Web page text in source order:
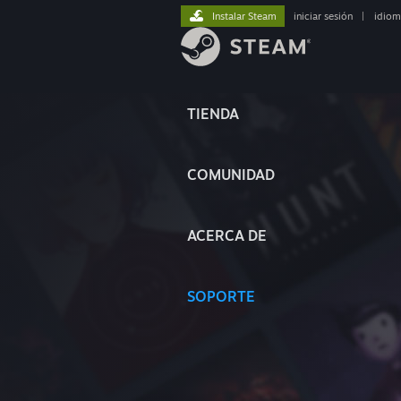
TIENDA
COMUNIDAD
ACERCA DE
SOPORTE
Instalar Steam iniciar sesión